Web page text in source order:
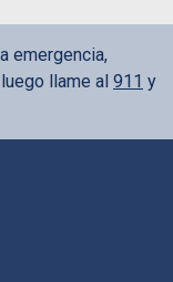
emergencia,
llame al 911 y